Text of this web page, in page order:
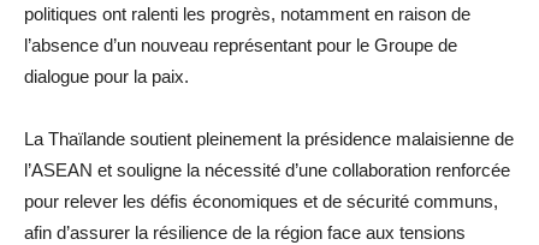
politiques ont ralenti les progrès, notamment en raison de
l’absence d’un nouveau représentant pour le Groupe de
dialogue pour la paix.
La Thaïlande soutient pleinement la présidence malaisienne de
l’ASEAN et souligne la nécessité d’une collaboration renforcée
pour relever les défis économiques et de sécurité communs,
afin d’assurer la résilience de la région face aux tensions